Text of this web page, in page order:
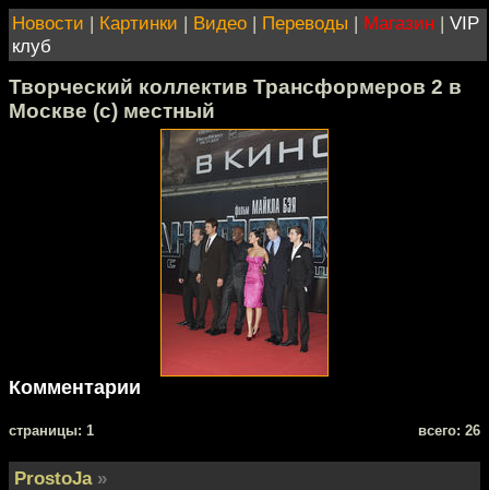
Новости | Картинки | Видео | Переводы | Магазин | VIP
клуб
Творческий коллектив Трансформеров 2 в
Москве (с) местный
Комментарии
cтраницы: 1 всего: 26
ProstoJa »